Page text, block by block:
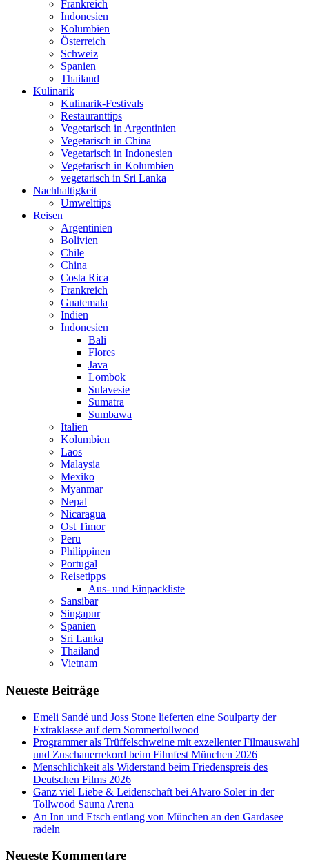
Frankreich
Indonesien
Kolumbien
Österreich
Schweiz
Spanien
Thailand
Kulinarik
Kulinarik-Festivals
Restauranttips
Vegetarisch in Argentinien
Vegetarisch in China
Vegetarisch in Indonesien
Vegetarisch in Kolumbien
vegetarisch in Sri Lanka
Nachhaltigkeit
Umwelttips
Reisen
Argentinien
Bolivien
Chile
China
Costa Rica
Frankreich
Guatemala
Indien
Indonesien
Bali
Flores
Java
Lombok
Sulavesie
Sumatra
Sumbawa
Italien
Kolumbien
Laos
Malaysia
Mexiko
Myanmar
Nepal
Nicaragua
Ost Timor
Peru
Philippinen
Portugal
Reisetipps
Aus- und Einpackliste
Sansibar
Singapur
Spanien
Sri Lanka
Thailand
Vietnam
Neueste Beiträge
Emeli Sandé und Joss Stone lieferten eine Soulparty der
Extraklasse auf dem Sommertollwood
Programmer als Trüffelschweine mit exzellenter Filmauswahl
und Zuschauerrekord beim Filmfest München 2026
Menschlichkeit als Widerstand beim Friedenspreis des
Deutschen Films 2026
Ganz viel Liebe & Leidenschaft bei Alvaro Soler in der
Tollwood Sauna Arena
An Inn und Etsch entlang von München an den Gardasee
radeln
Neueste Kommentare